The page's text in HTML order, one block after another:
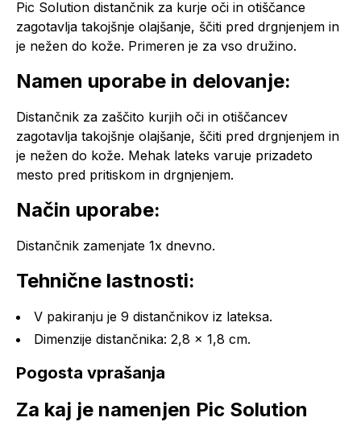
Pic Solution distančnik za kurje oči in otiščance
zagotavlja takojšnje olajšanje, ščiti pred drgnjenjem in
je nežen do kože. Primeren je za vso družino.
Namen uporabe in delovanje:
Distančnik za zaščito kurjih oči in otiščancev
zagotavlja takojšnje olajšanje, ščiti pred drgnjenjem in
je nežen do kože. Mehak lateks varuje prizadeto
mesto pred pritiskom in drgnjenjem.
Način uporabe:
Distančnik zamenjate 1x dnevno.
Tehnične lastnosti:
V pakiranju je 9 distančnikov iz lateksa.
Dimenzije distančnika: 2,8 x 1,8 cm.
Pogosta vprašanja
Za kaj je namenjen Pic Solution